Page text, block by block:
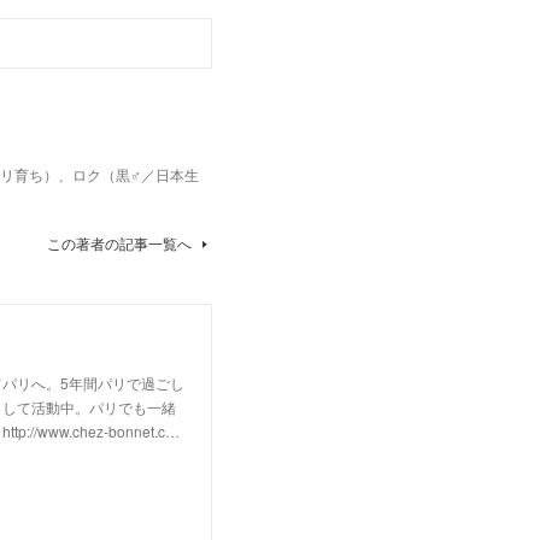
育ち）、ロク（黒♂／日本生
この著者の記事一覧へ
リへ。5年間パリで過ごし
て活動中。パリでも一緒
www.chez-bonnet.c…